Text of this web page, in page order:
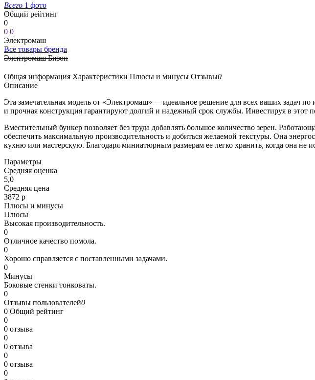
Всего 1 фото
Общий рейтинг
0
0 0
Электромаш
Все товары бренда
Электромаш Бизон
Общая информация Характеристики Плюсы и минусы Отзывы0
Описание
Эта замечательная модель от «Электромаш» — идеальное решение для всех ваших задач
и прочная конструкция гарантируют долгий и надежный срок службы. Инвестируя в этот
Вместительный бункер позволяет без труда добавлять большое количество зерен.
обеспечить максимальную производительность и добиться желаемой текстуры. Она
кухню или мастерскую. Благодаря миниатюрным размерам ее легко хранить, когда она не
Параметры
Средняя оценка
5,0
Средняя цена
3872 р
Плюсы и минусы
Плюсы
Высокая производительность.
0
Отличное качество помола.
0
Хорошо справляется с поставленными задачами.
0
Минусы
Боковые стенки тонковаты.
0
Отзывы пользователей0
0 Общий рейтинг
0
0 отзыва
0
0 отзыва
0
0 отзыва
0